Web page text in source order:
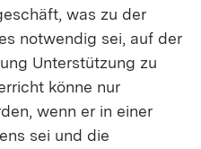
was zu der
notwendig sei, auf der
Unterstützung zu
könne nur
wenn er in einer
sei und die